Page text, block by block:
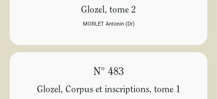
Glozel, tome 2
MORLET Antonin (Dr)
N° 483
Glozel, Corpus et inscriptions, tome 1